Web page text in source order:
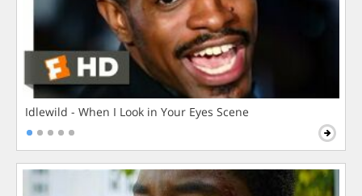
Idlewild - When I Look in Your Eyes Scene